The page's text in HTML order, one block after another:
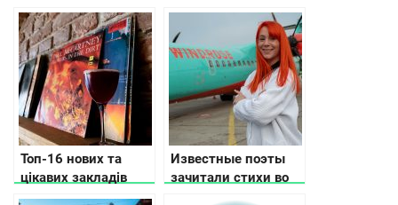
тропічна екзотика,
яка надихає
в Карпатах, куди
піти, що подивитись
Топ-16 нових та
цікавих закладів
Львова
Известные поэты
зачитали стихи во